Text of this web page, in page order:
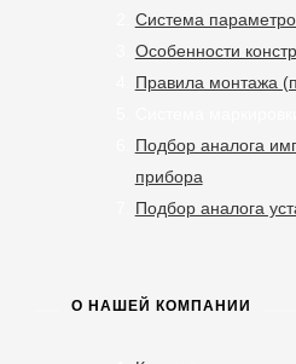
Система
Особенности
Правила монтажа
Подбор аналога
прибора
Подбор аналога
О НАШЕЙ КОМПАНИИ